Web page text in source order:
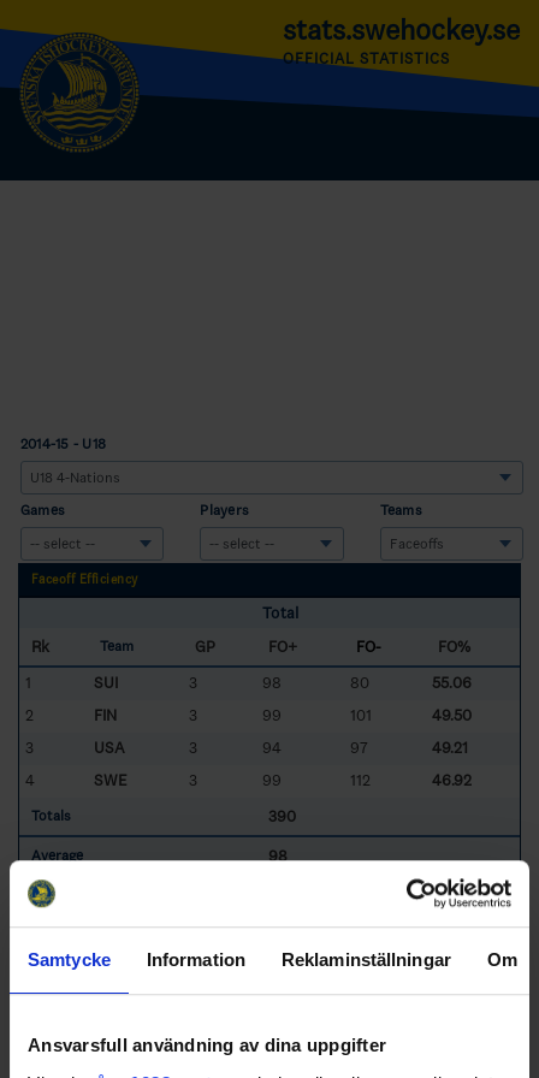
Samtycke Information Reklaminställningar Om
Ansvarsfull användning av dina uppgifter
stats.swehockey.se
OFFICIAL STATISTICS
2014-15 - U18
Games Players Teams
Faceoff Efficiency
Total
Rk
Team GP FO+ FO-
FO%
1
SUI 3 98 80
55.06
2
FIN 3 99 101
49.50
3
USA 3 94 97
49.21
4
SWE 3 99 112 46.92
Totals 390
Average 98
Sorted by higher Total
FIN- Finland SWE- Sweden
© Svenska Ishockeyförbundet 2014